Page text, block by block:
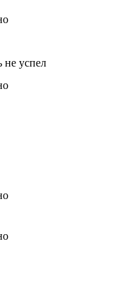
не успел